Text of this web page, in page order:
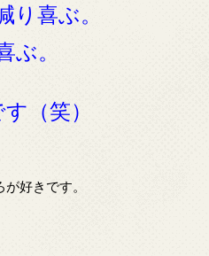
喜ぶ。
ぶ。
（笑）
好きです。